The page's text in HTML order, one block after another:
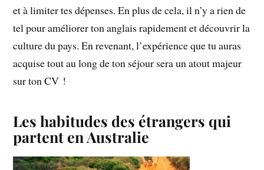
et à limiter tes dépenses. En plus de cela, il n’y a rien de
tel pour améliorer ton anglais rapidement et découvrir la
culture du pays. En revenant, l’expérience que tu auras
acquise tout au long de ton séjour sera un atout majeur
sur ton CV !
Les habitudes des étrangers qui
partent en Australie